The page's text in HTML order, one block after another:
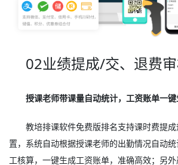
02业绩提成/交、退费
授课老师带课量自动统计，工资账单一
教培排课软件免费版排名支持课时费提
置，系统自动根据授课老师的出勤情况自动
工核算，一键生成工资账单，准确高效；另